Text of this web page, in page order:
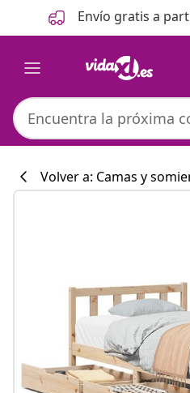
Anterior
Siguiente Envío gratis a
#sharemevidaxl
Volver a: Camas y